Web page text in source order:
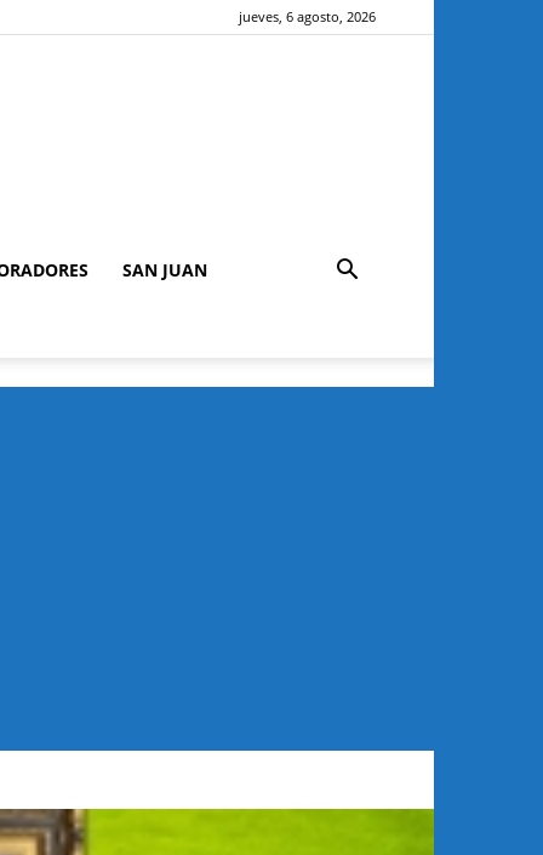
jueves, 6 agosto, 2026
SAN JUAN